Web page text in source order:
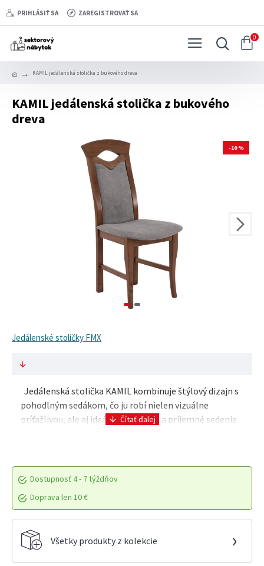
PRIHLÁSIŤ SA ZAREGISTROVAŤ SA
0
KAMIL jedálenská stolička z bukového dreva
KAMIL jedálenská stolička z bukového
dreva
-10 %
Jedálenské stoličky FMX
Jedálenská stolička KAMIL kombinuje štýlový dizajn s
pohodlným sedákom, čo ju robí nielen vizuálne
príťažlivou, ale aj ideálnou pre dlhé a príjemné sedenie
Dostupnosť4 - 7 týždňov
Doprava len 10 €
Všetky produkty z kolekcie ›